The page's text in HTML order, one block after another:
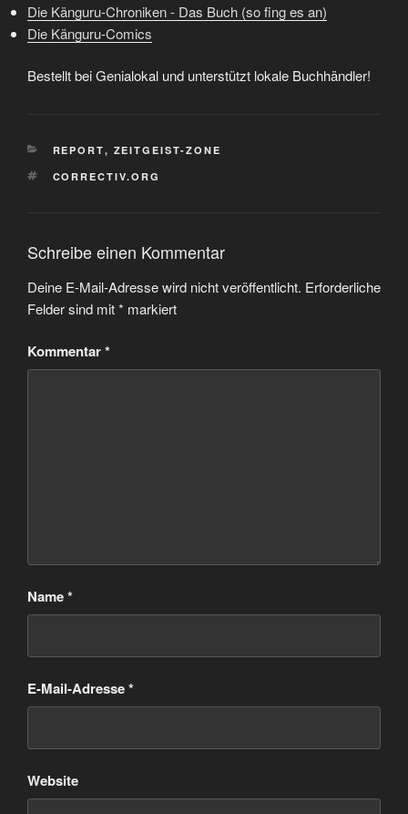
Die Känguru-Chroniken - Das Buch (so fing es an)
Die Känguru-Comics
Bestellt bei Genialokal und unterstützt lokale Buchhändler!
KATEGORIEN
REPORT, ZEITGEIST-ZONE
SCHLAGWÖRTER
CORRECTIV.ORG
Schreibe einen Kommentar
Deine E-Mail-Adresse wird nicht veröffentlicht. Erforderliche
Felder sind mit* markiert
Kommentar*
Name*
E-Mail-Adresse*
Website